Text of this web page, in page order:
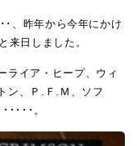
･、昨年から今年にかけ
来日しました。
ライア・ヒープ、ウィ
ン、Ｐ.Ｆ.Ｍ、ソフ
････。